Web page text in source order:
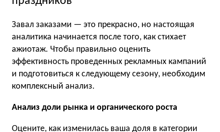
Завал заказами — это прекрасно, но настоящая
аналитика начинается после того, как стихает
ажиотаж. Чтобы правильно оценить
эффективность проведенных рекламных кампаний
и подготовиться к следующему сезону, необходим
комплексный анализ.
Анализ доли рынка и органического роста
Оцените, как изменилась ваша доля в категории